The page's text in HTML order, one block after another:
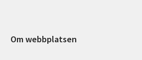
Om webbplatsen